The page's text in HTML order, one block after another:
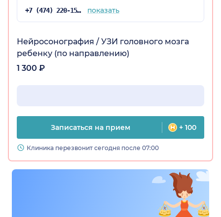
+7 (474) 220-15-76 показать
Нейросонография / УЗИ головного мозга
ребенку (по направлению)
1 300 ₽
Записаться на прием + 100
Клиника перезвонит сегодня после 07:00